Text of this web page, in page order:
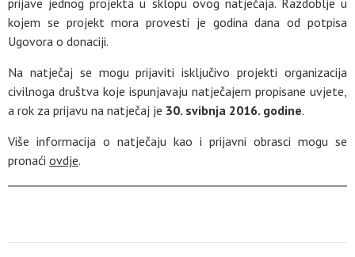
kojem se projekt mora provesti je godina dana od potpisa
Ugovora o donaciji.
Na natječaj se mogu prijaviti isključivo projekti organizacija
civilnoga društva koje ispunjavaju natječajem propisane uvjete,
a rok za prijavu na natječaj je 30. svibnja 2016. godine.
Više informacija o natječaju kao i prijavni obrasci mogu se
pronaći ovdje.